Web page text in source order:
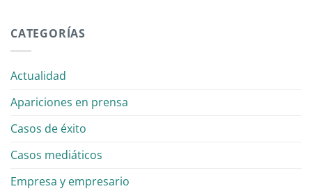
CATEGORÍAS
Actualidad
Apariciones en prensa
Casos de éxito
Casos mediáticos
Empresa y empresario